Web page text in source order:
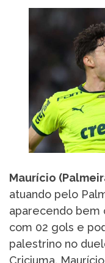
Maurício
atuando pelo
aparecendo bem
com 02 gols e
palestrino no
Criciuma.